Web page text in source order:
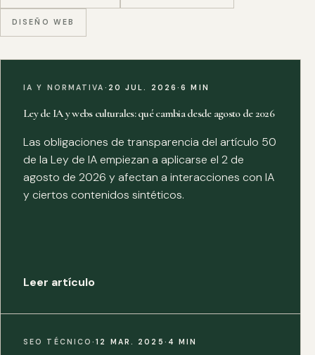
DISEÑO WEB
IA Y NORMATIVA · 20 JUL. 2026·6 MIN
Ley de IA y webs culturales: qué cambia desde agosto de 2026
Las obligaciones de transparencia del artículo 50
de la Ley de IA empiezan a aplicarse el 2 de
agosto de 2026 y afectan a interacciones con IA
y ciertos contenidos sintéticos.
Leer artículo
SEO TÉCNICO·12 MAR. 2025 · 4 MIN